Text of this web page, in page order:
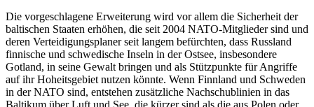
Die vorgeschlagene Erweiterung wird vor allem die Sicherheit der
baltischen Staaten erhöhen, die seit 2004 NATO-Mitglieder sind und
deren Verteidigungsplaner seit langem befürchten, dass Russland
finnische und schwedische Inseln in der Ostsee, insbesondere
Gotland, in seine Gewalt bringen und als Stützpunkte für Angriffe
auf ihr Hoheitsgebiet nutzen könnte. Wenn Finnland und Schweden
in der NATO sind, entstehen zusätzliche Nachschublinien in das